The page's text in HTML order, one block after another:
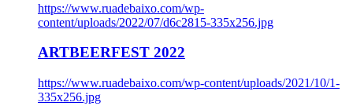
https://www.ruadebaixo.com/wp-
content/uploads/2022/07/d6c2815-335x256.jpg
ARTBEERFEST 2022
https://www.ruadebaixo.com/wp-content/uploads/2021/10/1-
335x256.jpg